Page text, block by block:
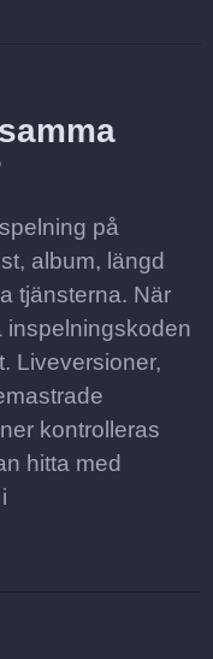
på
album, längd
tjänsterna. När
inspelningskoden
Liveversioner,
kontrolleras
hitta med